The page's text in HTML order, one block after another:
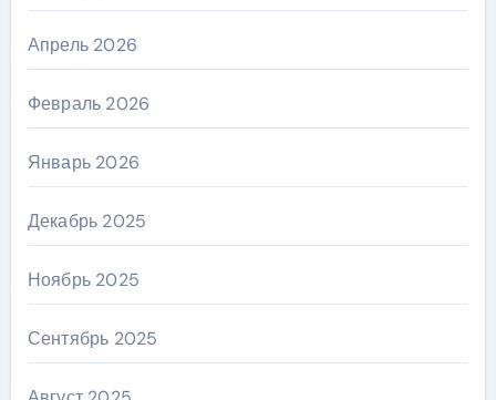
Апрель 2026
Февраль 2026
Январь 2026
Декабрь 2025
Ноябрь 2025
Сентябрь 2025